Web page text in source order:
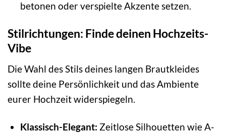
betonen oder verspielte Akzente setzen.
Stilrichtungen: Finde deinen Hochzeits-
Vibe
Die Wahl des Stils deines langen Brautkleides
sollte deine Persönlichkeit und das Ambiente
eurer Hochzeit widerspiegeln.
Klassisch-Elegant: Zeitlose Silhouetten wie A-